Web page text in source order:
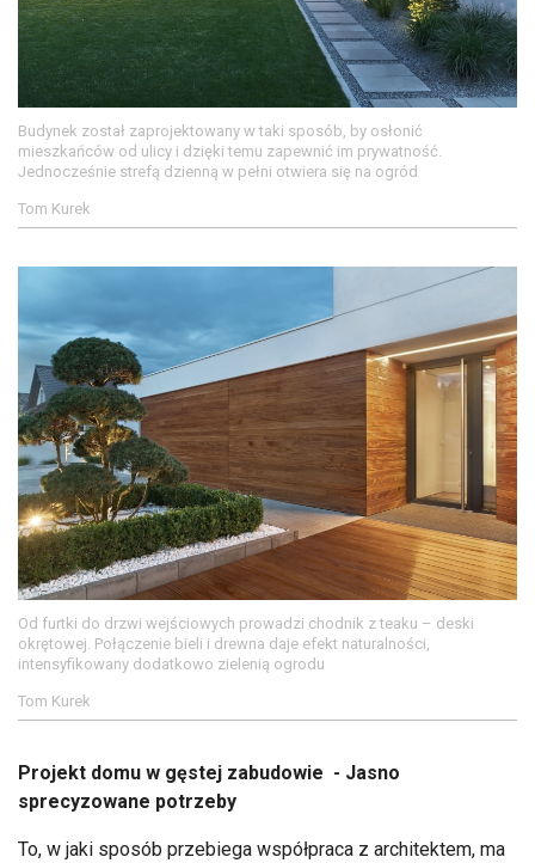
Budynek został zaprojektowany w taki sposób, by osłonić
mieszkańców od ulicy i dzięki temu zapewnić im prywatność.
Jednocześnie strefą dzienną w pełni otwiera się na ogród
Tom Kurek
Od furtki do drzwi wejściowych prowadzi chodnik z teaku – deski
okrętowej. Połączenie bieli i drewna daje efekt naturalności,
intensyfikowany dodatkowo zielenią ogrodu
Tom Kurek
Projekt domu w gęstej zabudowie - Jasno
sprecyzowane potrzeby
To, w jaki sposób przebiega współpraca z architektem, ma